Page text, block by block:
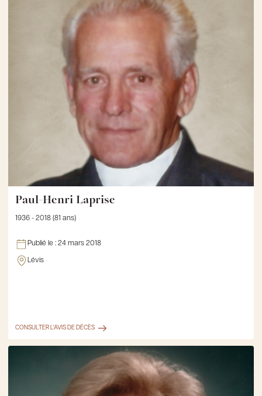
Paul-Henri Laprise
1936 - 2018 (81 ans)
Publié le : 24 mars 2018
Lévis
CONSULTER L'AVIS DE DÉCÈS